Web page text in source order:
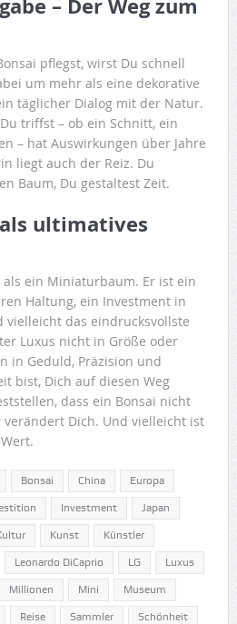
– Der Weg zum
pflegst, wirst Du schnell
um mehr als eine dekorative
täglicher Dialog mit der Natur.
triffst – ob ein Schnitt, ein
– hat Auswirkungen über Jahre
liegt auch der Reiz. Du
Baum, Du gestaltest Zeit.
ultimatives
ein Miniaturbaum. Er ist ein
Haltung, ein Investment in
vielleicht das eindrucksvollste
Luxus nicht in Größe oder
in Geduld, Präzision und
bist, Dich auf diesen Weg
dass ein Bonsai nicht
Dich. Und vielleicht ist
Bonsai China Europa
Investment Japan
Kunst Künstler
Leonardo DiCaprio LG Luxus
Millionen Mini Museum
Reise Sammler Schönheit